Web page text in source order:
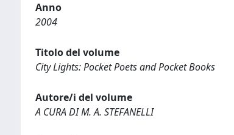
Anno
2004
Titolo del volume
City Lights: Pocket Poets and Pocket Books
Autore/i del volume
A CURA DI M. A. STEFANELLI